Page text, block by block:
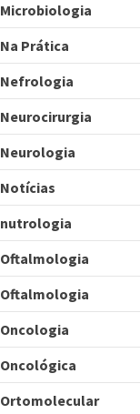
Microbiologia
Na Prática
Nefrologia
Neurocirurgia
Neurologia
Notícias
nutrologia
Oftalmologia
Oftalmologia
Oncologia
Oncológica
Ortomolecular